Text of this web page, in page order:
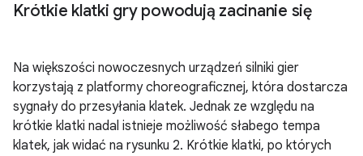
Krótkie klatki gry powodują zacinanie się
Na większości nowoczesnych urządzeń silniki gier
korzystają z platformy choreograficznej, która dostarcza
sygnały do przesyłania klatek. Jednak ze względu na
krótkie klatki nadal istnieje możliwość słabego tempa
klatek, jak widać na rysunku 2. Krótkie klatki, po których